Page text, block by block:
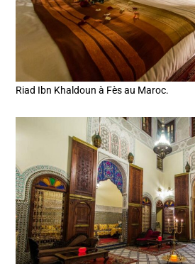
Riad Ibn Khaldoun à Fès au Maroc.